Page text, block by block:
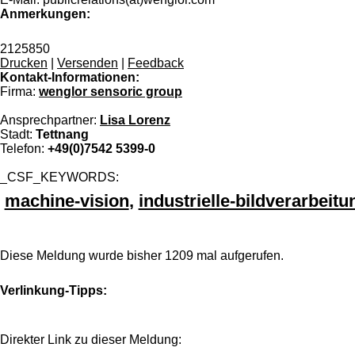
Anmerkungen:
2125850
Drucken
Versenden
Feedback
Kontakt-Informationen:
Firma: wenglor sensoric group
Ansprechpartner: Lisa Lorenz
Stadt: Tettnang
Telefon: +49(0)7542 5399-0
_CSF_KEYWORDS:
machine-vision, industrielle-
Diese Meldung wurde bisher 1209 mal aufgerufen.
Verlinkung-Tipps:
Direkter Link zu dieser Meldung: